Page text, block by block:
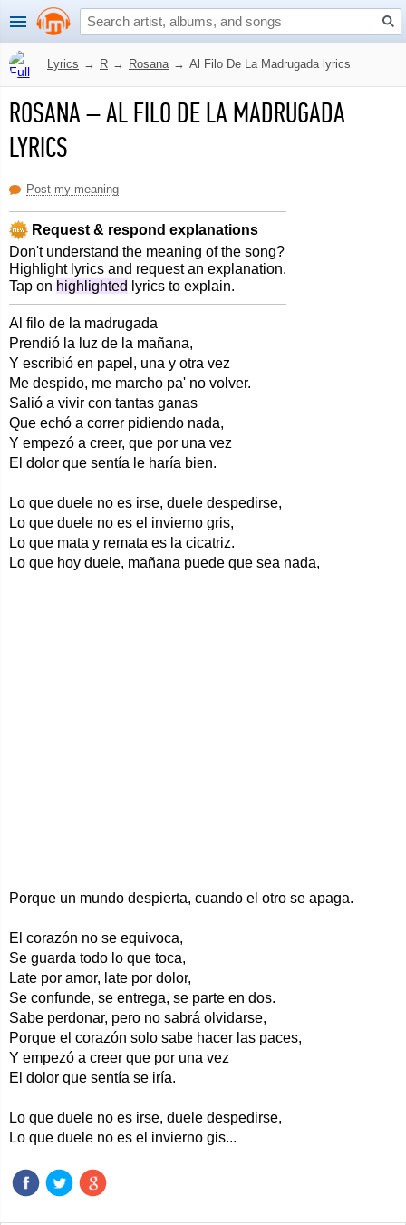
Lyrics → R → Rosana → Al Filo De La Madrugada lyrics
ROSANA–AL FILO DE LA MADRUGADA
LYRICS
Post my meaning
Request & respond explanations
Don't understand the meaning of the song?
Highlight lyrics and request an explanation.
Tap on highlighted lyrics to explain.
Al filo de la madrugada
Prendió la luz de la mañana,
Y escribió en papel, una y otra vez
Me despido, me marcho pa' no volver.
Salió a vivir con tantas ganas
Que echó a correr pidiendo nada,
Y empezó a creer, que por una vez
El dolor que sentía le haría bien.
Lo que duele no es irse, duele despedirse,
Lo que duele no es el invierno gris,
Lo que mata y remata es la cicatriz.
Lo que hoy duele, mañana puede que sea nada,
Porque un mundo despierta, cuando el otro se apaga.
El corazón no se equivoca,
Se guarda todo lo que toca,
Late por amor, late por dolor,
Se confunde, se entrega, se parte en dos.
Sabe perdonar, pero no sabrá olvidarse,
Porque el corazón solo sabe hacer las paces,
Y empezó a creer que por una vez
El dolor que sentía se iría.
Lo que duele no es irse, duele despedirse,
Lo que duele no es el invierno gis...